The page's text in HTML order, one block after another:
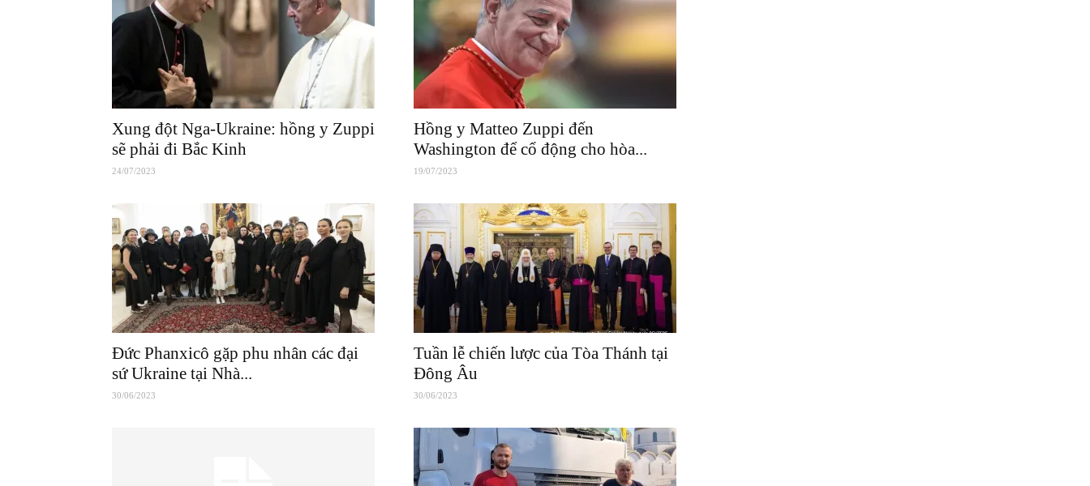
Xung đột Nga-Ukraine: hồng y Zuppi
sẽ phải đi Bắc Kinh
24/07/2023
Hồng y Matteo Zuppi đến
Washington để cổ động cho hòa...
19/07/2023
Đức Phanxicô gặp phu nhân các đại
sứ Ukraine tại Nhà...
30/06/2023
Tuần lễ chiến lược của Tòa Thánh tại
Đông Âu
30/06/2023